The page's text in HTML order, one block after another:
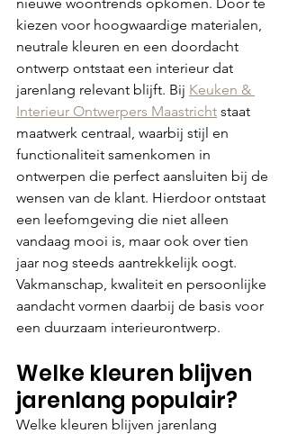
kiezen voor hoogwaardige materialen,
neutrale kleuren en een doordacht
ontwerp ontstaat een interieur dat
jarenlang relevant blijft. Bij Keuken &
Interieur Ontwerpers Maastricht staat
maatwerk centraal, waarbij stijl en
functionaliteit samenkomen in
ontwerpen die perfect aansluiten bij de
wensen van de klant. Hierdoor ontstaat
een leefomgeving die niet alleen
vandaag mooi is, maar ook over tien
jaar nog steeds aantrekkelijk oogt.
Vakmanschap, kwaliteit en persoonlijke
aandacht vormen daarbij de basis voor
een duurzaam interieurontwerp.
Welke kleuren blijven
jarenlang populair?
Welke kleuren blijven jarenlang